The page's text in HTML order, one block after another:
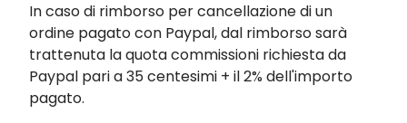
In caso di rimborso per cancellazione di un
ordine pagato con Paypal, dal rimborso sarà
trattenuta la quota commissioni richiesta da
Paypal pari a 35 centesimi + il 2% dell'importo
pagato.